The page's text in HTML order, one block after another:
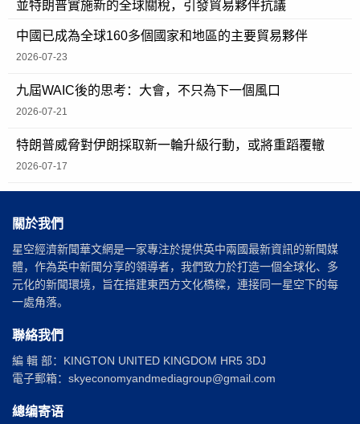
並特朗普實施新的全球關稅，引發貿易夥伴抗議
中國已成為全球160多個國家和地區的主要貿易夥伴
2026-07-23
九屆WAIC後的思考：大會，不只為下一個風口
2026-07-21
特朗普威脅對伊朗採取新一輪升級行動，或將重蹈覆轍
2026-07-17
關於我們
星空經濟新聞華文網是一家專注於提供英中兩國最新資訊的新聞媒
體，作為英中新聞分享的領導者，我們致力於打造一個全球化、多
元化的新聞環境，旨在搭建東西方文化橋樑，連接同一星空下的每
一處角落。
聯絡我們
編 輯 部：KINGTON UNITED KINGDOM HR5 3DJ
電子郵箱：skyeconomyandmediagroup@gmail.com
總编寄语